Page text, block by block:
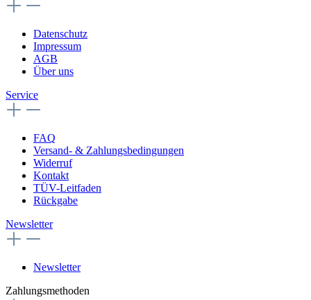
Datenschutz
Impressum
AGB
Über uns
Service
FAQ
Versand- & Zahlungsbedingungen
Widerruf
Kontakt
TÜV-Leitfaden
Rückgabe
Newsletter
Newsletter
Zahlungsmethoden